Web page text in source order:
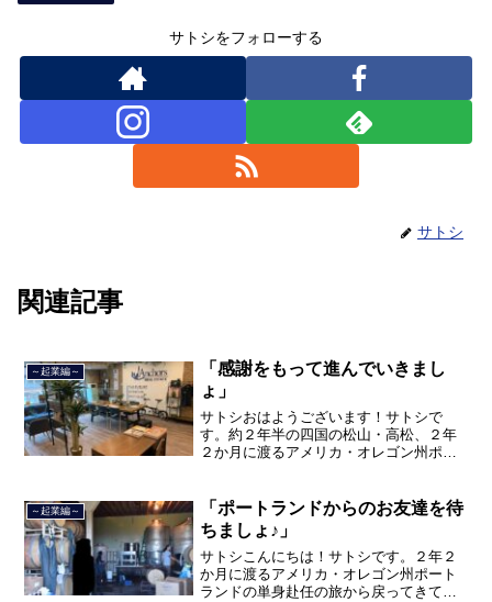
サトシをフォローする
サトシ
関連記事
～起業編～
「感謝をもって進んでいきまし
ょ」
サトシおはようございます！サトシで
す。約２年半の四国の松山・高松、２年
２か月に渡るアメリカ・オレゴン州ポー
間のサラリーマン人生に終止符を打ちま
した。２０２１年３月９日よ...
～起業編～
「ポートランドからのお友達を待
ちましょ♪」
サトシこんにちは！サトシです。２年２
か月に渡るアメリカ・オレゴン州ポート
ランドの単身赴任の旅から戻ってきて、